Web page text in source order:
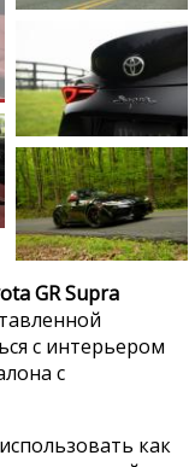
GR Supra
с интерьером
с
как